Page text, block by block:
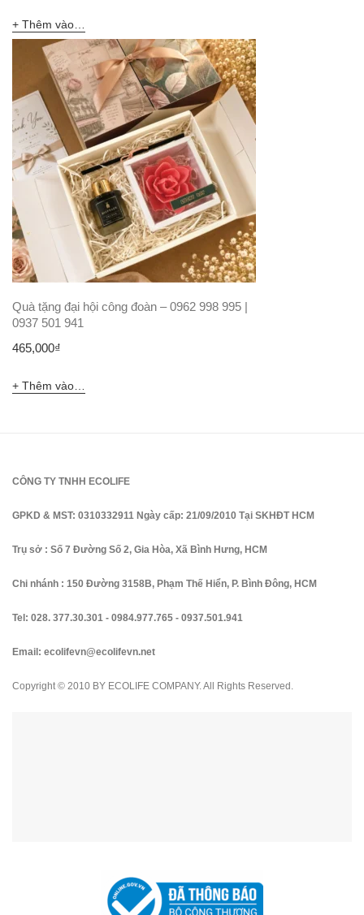
Thêm vào giỏ hàng
Quà tặng đại hội công đoàn – 0962 998 995 |
0937 501 941
465,000₫
Thêm vào giỏ hàng
CÔNG TY TNHH ECOLIFE
GPKD & MST: 0310332911 Ngày cấp: 21/09/2010 Tại SKHĐT HCM
Trụ sở : Số 7 Đường Số 2, Gia Hòa, Xã Bình Hưng, HCM
Chi nhánh : 150 Đường 3158B, Phạm Thế Hiển, P. Bình Đông, HCM
Tel: 028. 377.30.301 - 0984.977.765 - 0937.501.941
Email: ecolifevn@ecolifevn.net
Copyright © 2010 BY ECOLIFE COMPANY. All Rights Reserved.